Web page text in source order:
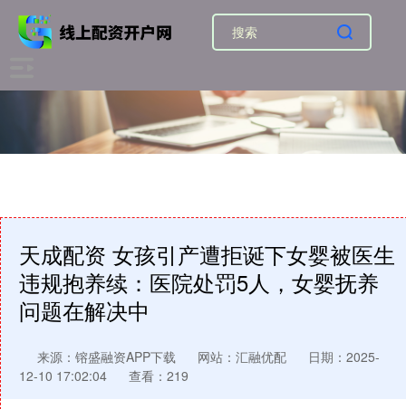
天成配资 女孩引产遭拒诞下女婴被医生
违规抱养续：医院处罚5人，女婴抚养
问题在解决中
来源：镕盛融资APP下载 网站：汇融优配
日期：2025-
12-10 17:02:04
查看：219